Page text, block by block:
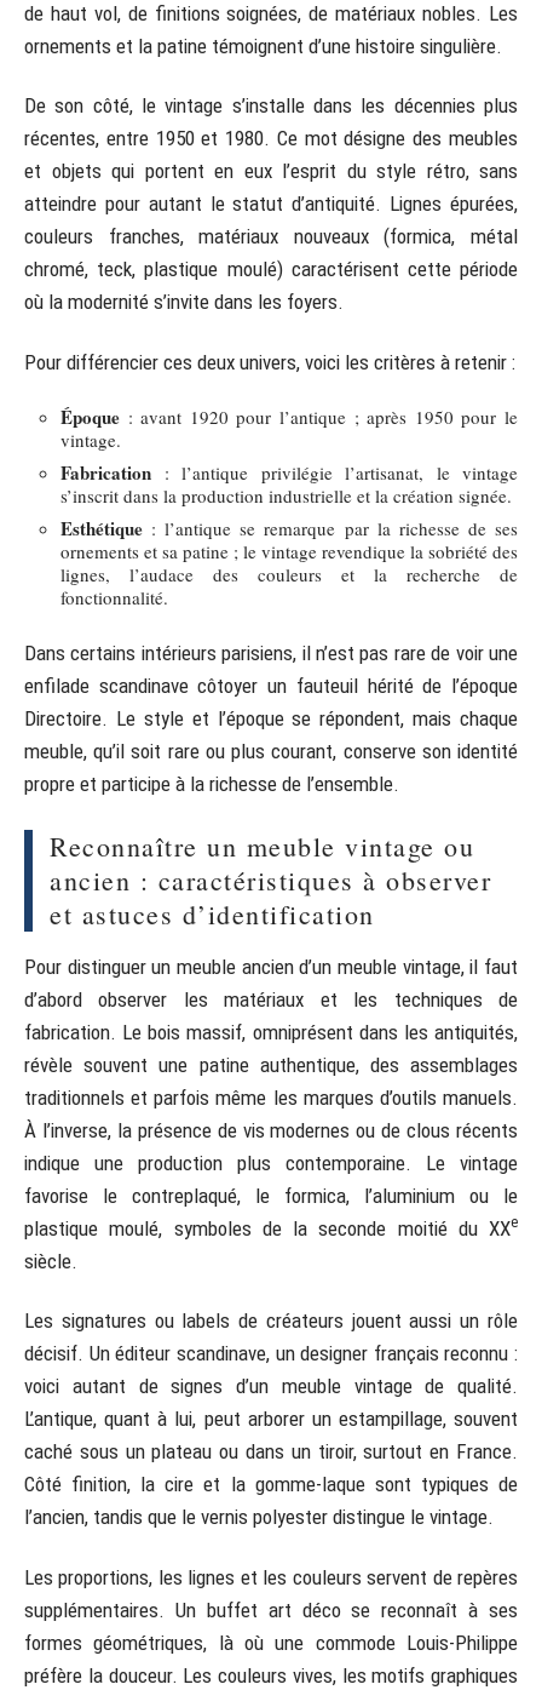
de haut vol, de finitions soignées, de matériaux nobles. Les
ornements et la patine témoignent d’une histoire singulière.
De son côté, le vintage s’installe dans les décennies plus
récentes, entre 1950 et 1980. Ce mot désigne des meubles
et objets qui portent en eux l’esprit du style rétro, sans
atteindre pour autant le statut d’antiquité. Lignes épurées,
couleurs franches, matériaux nouveaux (formica, métal
chromé, teck, plastique moulé) caractérisent cette période
où la modernité s’invite dans les foyers.
Pour différencier ces deux univers, voici les critères à retenir :
Époque : avant 1920 pour l’antique ; après 1950 pour le
vintage.
Fabrication : l’antique privilégie l’artisanat, le vintage
s’inscrit dans la production industrielle et la création signée.
Esthétique : l’antique se remarque par la richesse de ses
ornements et sa patine ; le vintage revendique la sobriété des
lignes, l’audace des couleurs et la recherche de
fonctionnalité.
Dans certains intérieurs parisiens, il n’est pas rare de voir une
enfilade scandinave côtoyer un fauteuil hérité de l’époque
Directoire. Le style et l’époque se répondent, mais chaque
meuble, qu’il soit rare ou plus courant, conserve son identité
propre et participe à la richesse de l’ensemble.
Reconnaître un meuble vintage ou
ancien : caractéristiques à observer
et astuces d’identification
Pour distinguer un meuble ancien d’un meuble vintage, il faut
d’abord observer les matériaux et les techniques de
fabrication. Le bois massif, omniprésent dans les antiquités,
révèle souvent une patine authentique, des assemblages
traditionnels et parfois même les marques d’outils manuels.
À l’inverse, la présence de vis modernes ou de clous récents
indique une production plus contemporaine. Le vintage
favorise le contreplaqué, le formica, l’aluminium ou le
plastique moulé, symboles de la seconde moitié du XXe
siècle.
Les signatures ou labels de créateurs jouent aussi un rôle
décisif. Un éditeur scandinave, un designer français reconnu :
voici autant de signes d’un meuble vintage de qualité.
L’antique, quant à lui, peut arborer un estampillage, souvent
caché sous un plateau ou dans un tiroir, surtout en France.
Côté finition, la cire et la gomme-laque sont typiques de
l’ancien, tandis que le vernis polyester distingue le vintage.
Les proportions, les lignes et les couleurs servent de repères
supplémentaires. Un buffet art déco se reconnaît à ses
formes géométriques, là où une commode Louis-Philippe
préfère la douceur. Les couleurs vives, les motifs graphiques